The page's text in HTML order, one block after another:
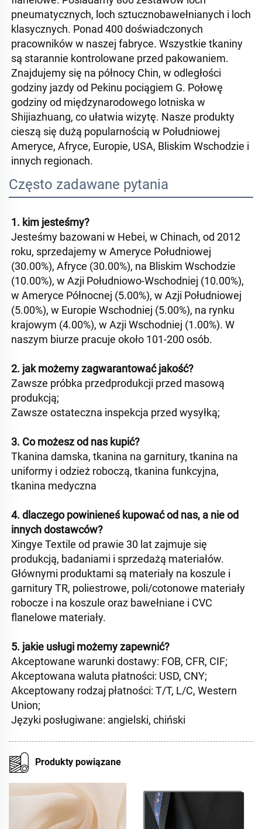
pneumatycznych, loch sztucznobawełnianych i loch
klasycznych. Ponad 400 doświadczonych
pracowników w naszej fabryce. Wszystkie tkaniny
są starannie kontrolowane przed pakowaniem.
Znajdujemy się na północy Chin, w odległości
godziny jazdy od Pekinu pociągiem G. Połowę
godziny od międzynarodowego lotniska w
Shijiazhuang, co ułatwia wizytę. Nasze produkty
cieszą się dużą popularnością w Południowej
Ameryce, Afryce, Europie, USA, Bliskim Wschodzie i
innych regionach.
Często zadawane pytania
1. kim jesteśmy?
Jesteśmy bazowani w Hebei, w Chinach, od 2012
roku, sprzedajemy w Ameryce Południowej
(30.00%), Afryce (30.00%), na Bliskim Wschodzie
(10.00%), w Azji Południowo-Wschodniej (10.00%),
w Ameryce Północnej (5.00%), w Azji Południowej
(5.00%), w Europie Wschodniej (5.00%), na rynku
krajowym (4.00%), w Azji Wschodniej (1.00%). W
naszym biurze pracuje około 101-200 osób.
2. jak możemy zagwarantować jakość?
Zawsze próbka przedprodukcji przed masową
produkcją;
Zawsze ostateczna inspekcja przed wysyłką;
3. Co możesz od nas kupić?
Tkanina damska, tkanina na garnitury, tkanina na
uniformy i odzież roboczą, tkanina funkcyjna,
tkanina medyczna
4. dlaczego powinieneś kupować od nas, a nie od
innych dostawców?
Xingye Textile od prawie 30 lat zajmuje się
produkcją, badaniami i sprzedażą materiałów.
Głównymi produktami są materiały na koszule i
garnitury TR, poliestrowe, poli/cotonowe materiały
robocze i na koszule oraz bawełniane i CVC
flanelowe materiały.
5. jakie usługi możemy zapewnić?
Akceptowane warunki dostawy: FOB, CFR, CIF;
Akceptowana waluta płatności: USD, CNY;
Akceptowany rodzaj płatności: T/T, L/C, Western
Union;
Języki posługiwane: angielski, chiński
Produkty powiązane